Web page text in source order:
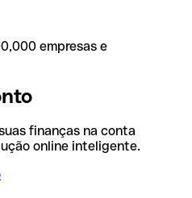
empresas e
finanças na conta
online inteligente.